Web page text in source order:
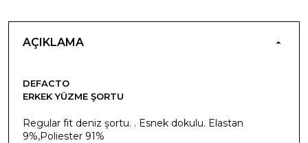
AÇIKLAMA
DEFACTO
ERKEK YÜZME ŞORTU
Regular fit deniz şortu. . Esnek dokulu. Elastan
9%,Poliester 91%